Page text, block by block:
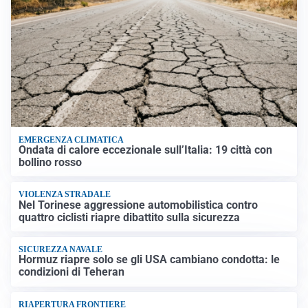
EMERGENZA CLIMATICA
Ondata di calore eccezionale sull’Italia: 19 città con
bollino rosso
VIOLENZA STRADALE
Nel Torinese aggressione automobilistica contro
quattro ciclisti riapre dibattito sulla sicurezza
SICUREZZA NAVALE
Hormuz riapre solo se gli USA cambiano condotta: le
condizioni di Teheran
RIAPERTURA FRONTIERE